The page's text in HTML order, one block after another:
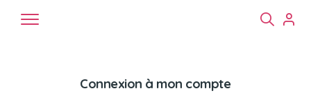
Connexion à mon compte